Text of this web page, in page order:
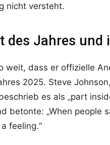
nicht versteht.
des Jahres und
weit, dass er offizielle
2025. Steve
es als „part
betonte: „When people
feeling.“